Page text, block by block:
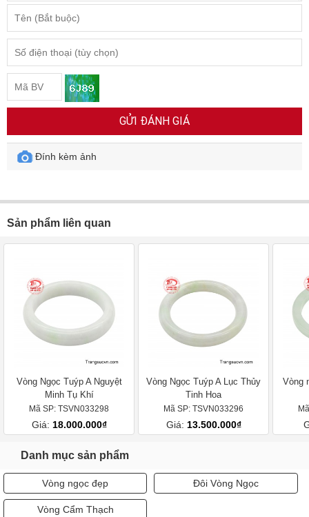
GỬI ĐÁNH GIÁ
Đính kèm ảnh
Sản phẩm liên quan
Vòng Ngọc Tuýp A Nguyệt
Minh Tụ Khí
Mã SP: TSVN033298
Giá: 18.000.000₫
Vòng Ngọc Tuýp A Lục Thủy
Tinh Hoa
Mã SP: TSVN033296
Giá: 13.500.000₫
Vòng
Danh mục sản phẩm
Vòng ngọc đẹp Đôi Vòng Ngọc
Vòng Cẩm Thạch